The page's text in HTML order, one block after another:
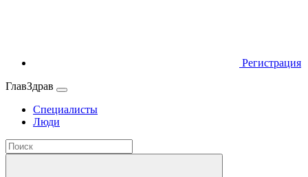
Регистрация
ГлавЗдрав
Специалисты
Люди